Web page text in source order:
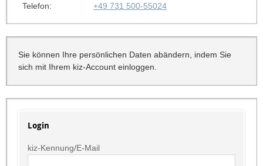
Telefon:
+49 731 500-55024
Sie können Ihre persönlichen Daten abändern, indem Sie
sich mit Ihrem kiz-Account einloggen.
Login
kiz-Kennung/E-Mail